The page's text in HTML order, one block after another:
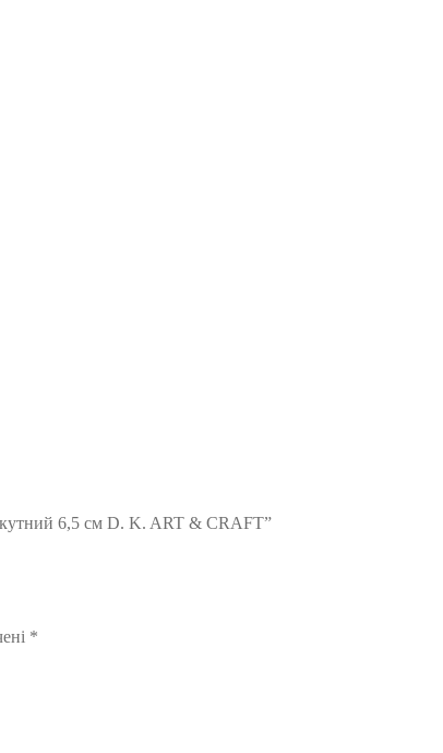
6,5 см D. K. ART & CRAFT”
*